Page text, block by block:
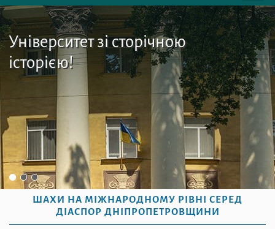
Університет зі сторічною
історією!
ШАХИ НА МІЖНАРОДНОМУ РІВНІ СЕРЕД
ДІАСПОР ДНІПРОПЕТРОВЩИНИ